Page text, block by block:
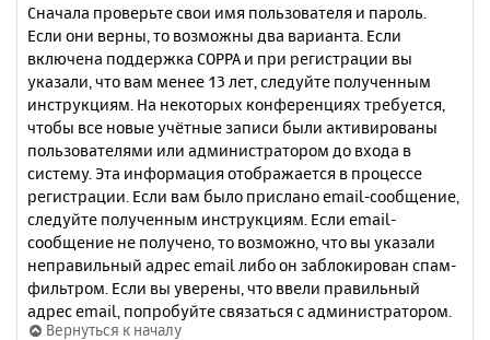
Сначала проверьте свои имя пользователя и пароль.
Если они верны, то возможны два варианта. Если
включена поддержка COPPA и при регистрации вы
указали, что вам менее 13 лет, следуйте полученным
инструкциям. На некоторых конференциях требуется,
чтобы все новые учётные записи были активированы
пользователями или администратором до входа в
систему. Эта информация отображается в процессе
регистрации. Если вам было прислано email-сообщение,
следуйте полученным инструкциям. Если email-
сообщение не получено, то возможно, что вы указали
неправильный адрес email либо он заблокирован спам-
фильтром. Если вы уверены, что ввели правильный
адрес email, попробуйте связаться с администратором.
Вернуться к началу